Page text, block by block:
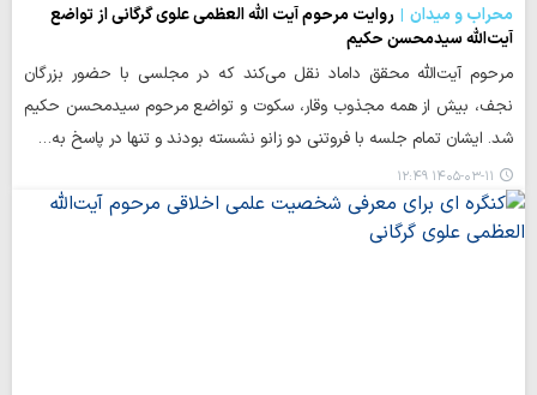
محراب و میدان
روایت مرحوم آیت الله العظمی علوی گرگانی از تواضع
آیت‌الله سیدمحسن حکیم
مرحوم آیت‌الله محقق داماد نقل می‌کند که در مجلسی با حضور بزرگان
نجف، بیش از همه مجذوب وقار، سکوت و تواضع مرحوم سیدمحسن حکیم
شد. ایشان تمام جلسه با فروتنی دو زانو نشسته بودند و تنها در پاسخ به…
۱۴۰۵-۰۳-۱۱ ۱۲:۴۹